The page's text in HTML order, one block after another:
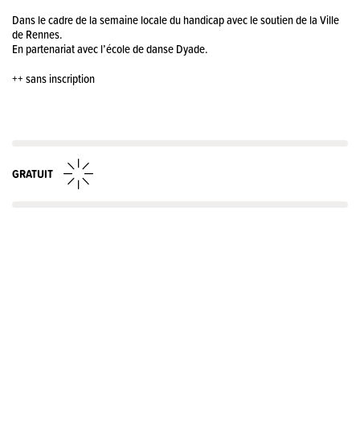
Dans le cadre de la semaine locale du handicap avec le soutien de la Ville
de Rennes.
En partenariat avec l’école de danse Dyade.
++ sans inscription
GRATUIT